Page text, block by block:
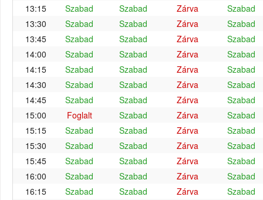
13:15
Szabad Szabad Zárva
Szabad
13:30
Szabad Szabad Zárva
Szabad
13:45
Szabad Szabad Zárva
Szabad
14:00
Szabad Szabad Zárva
Szabad
14:15
Szabad Szabad Zárva
Szabad
14:30
Szabad Szabad Zárva
Szabad
14:45
Szabad Szabad Zárva
Szabad
15:00
Foglalt Szabad Zárva
Szabad
15:15
Szabad Szabad Zárva
Szabad
15:30
Szabad Szabad Zárva
Szabad
15:45
Szabad Szabad Zárva
Szabad
16:00
Szabad Szabad Zárva
Szabad
16:15
Szabad Szabad Zárva Szabad